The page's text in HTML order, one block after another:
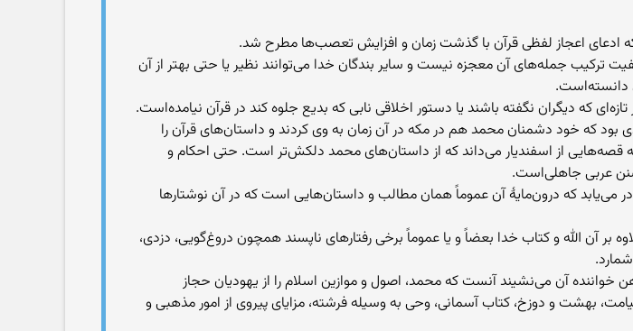
ادعای اعجاز لفظی قرآن با گذشت زمان و افزایش تعصب‌ها مطرح شد.
ترکیب جمله‌های آن معجزه نیست و سایر بندگان خدا می‌توانند نظیر یا حتی بهتر از آن
دانسته‌است.
که دیگران نگفته باشند یا دستور اخلاقی نابی که بدیع جلوه کند در قرآن نیامده‌است.
که خود دشمنان محمد هم در مکه در آن زمان به وی کردند و داستان‌های قرآن را
قصه‌هایی از اسفندیار می‌داند که از داستان‌های محمد دلکش‌تر است. حتی احکام و
عربی جاهلی‌است.
می‌یابد که درون‌مایهٔ آن عموماً همان مطالب و داستان‌هایی است که در آن نوشتارها
آن الله و کتاب خدا بعضاً و یا عموماً برخی رفتارهای ناپسند همچون دروغ‌گویی، دزدی،
آن می‌نشیند آنست که محمد، اصول و موازین اسلام را از یهودیان حجاز
بهشت و دوزخ، کتاب آسمانی، وحی به وسیله فرشته، مزایای پیروی از امور مذهبی و